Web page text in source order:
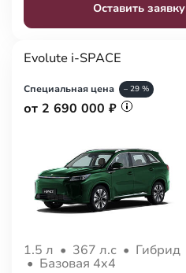
Оставить заявку
Evolute i-SPACE
Специальная цена – 29 %
от 2 690 000 ₽
1.5 л • 367 л.с • Гибрид
• Базовая 4x4